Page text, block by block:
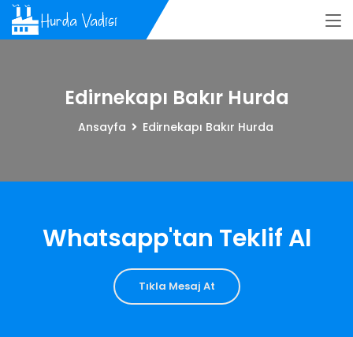
Edirnekapı Bakır Hurda
Ansayfa Edirnekapı Bakır Hurda
Whatsapp'tan Teklif Al
Tıkla Mesaj At